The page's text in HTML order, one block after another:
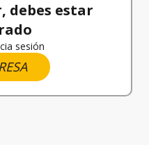
debes estar
sesión